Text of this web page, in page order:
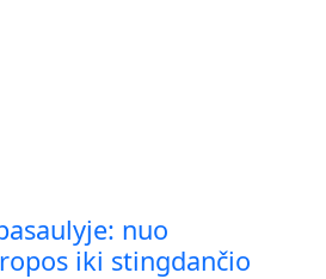
nuo
iki stingdančio